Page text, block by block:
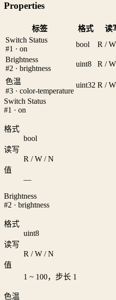
Properties
标签 格式 读
Switch Status
#1 · on
bool R /
Brightness
#2 · brightness
uint8 R /
色温
#3 · color-temperature
uint32 R /
Switch Status
#1 · on
格式
bool
读写
R / W / N
值
—
Brightness
#2 · brightness
格式
uint8
读写
R / W / N
值
1 ~ 100，步长 1
色温